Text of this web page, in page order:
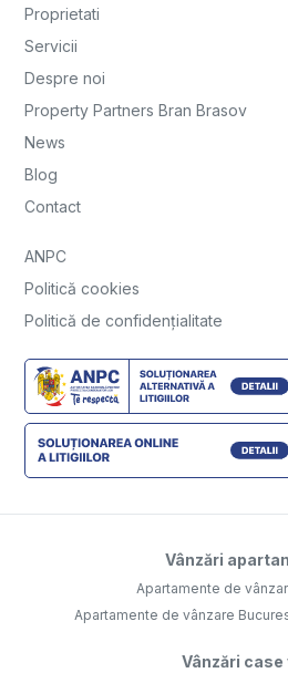
Proprietati
Servicii
Despre noi
Property Partners Bran Brasov
News
Blog
Contact
ANPC
Politică cookies
Politică de confidențialitate
Vânzări
Apartamente de
Apartamente de vânzare
Vânzări case